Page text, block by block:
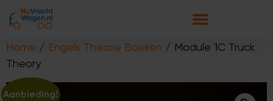
Home / Engels Theorie Boeken / Module 1C Truck
Theory
Aanbieding!